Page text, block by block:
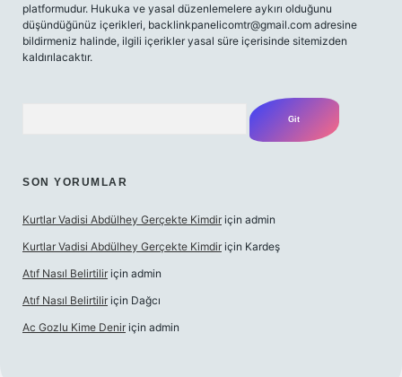
platformudur. Hukuka ve yasal düzenlemelere aykırı olduğunu
düşündüğünüz içerikleri, backlinkpanelicomtr@gmail.com adresine
bildirmeniz halinde, ilgili içerikler yasal süre içerisinde sitemizden
kaldırılacaktır.
SON YORUMLAR
Kurtlar Vadisi Abdülhey Gerçekte Kimdir için admin
Kurtlar Vadisi Abdülhey Gerçekte Kimdir için Kardeş
Atıf Nasıl Belirtilir için admin
Atıf Nasıl Belirtilir için Dağcı
Ac Gozlu Kime Denir için admin